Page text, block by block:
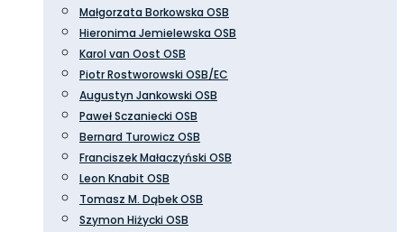
Małgorzata Borkowska OSB
Hieronima Jemielewska OSB
Karol van Oost OSB
Piotr Rostworowski OSB/EC
Augustyn Jankowski OSB
Paweł Sczaniecki OSB
Bernard Turowicz OSB
Franciszek Małaczyński OSB
Leon Knabit OSB
Tomasz M. Dąbek OSB
Szymon Hiżycki OSB